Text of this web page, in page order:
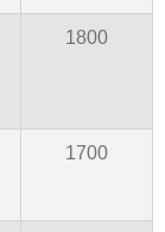
1800
1700